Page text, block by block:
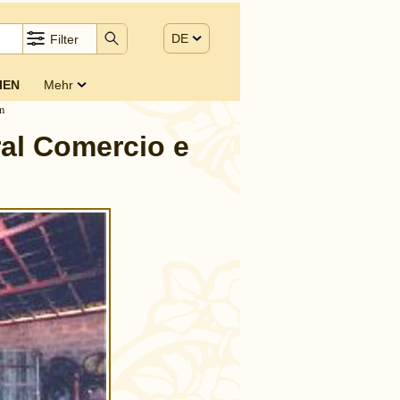
Filter DE
Mehr
Comercio e